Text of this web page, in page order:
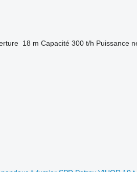
18 m Capacité 300 t/h Puissance